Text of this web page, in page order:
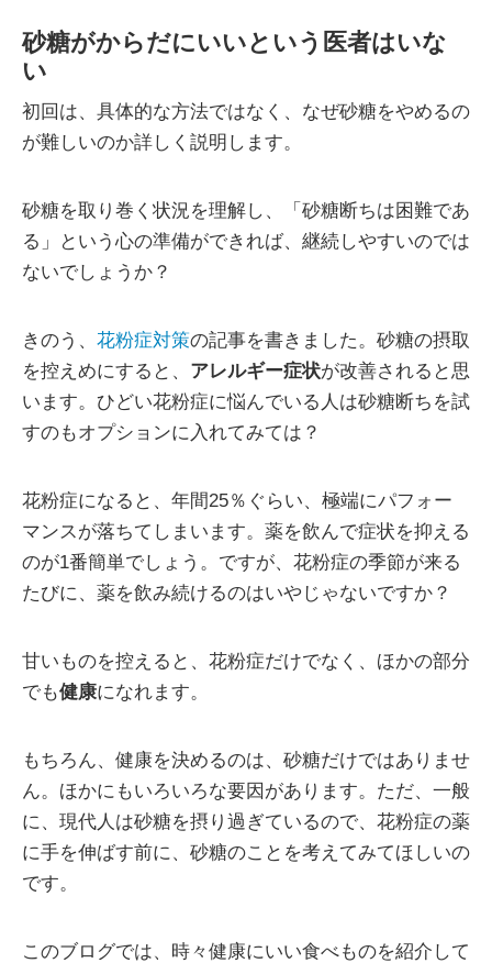
砂糖がからだにいいという医者はいな
い
初回は、具体的な方法ではなく、なぜ砂糖をやめるの
が難しいのか詳しく説明します。
砂糖を取り巻く状況を理解し、「砂糖断ちは困難であ
る」という心の準備ができれば、継続しやすいのでは
ないでしょうか？
きのう、 花粉症対策の記事を書きました。砂糖の摂取
を控えめにすると、 アレルギー症状が改善されると思
います。ひどい花粉症に悩んでいる人は砂糖断ちを試
すのもオプションに入れてみては？
花粉症になると、年間25％ぐらい、極端にパフォー
マンスが落ちてしまいます。薬を飲んで症状を抑える
のが1番簡単でしょう。ですが、花粉症の季節が来る
たびに、薬を飲み続けるのはいやじゃないですか？
甘いものを控えると、花粉症だけでなく、ほかの部分
でも健康になれます。
もちろん、健康を決めるのは、砂糖だけではありませ
ん。ほかにもいろいろな要因があります。ただ、一般
に、現代人は砂糖を摂り過ぎているので、花粉症の薬
に手を伸ばす前に、砂糖のことを考えてみてほしいの
です。
このブログでは、時々健康にいい食べものを紹介して